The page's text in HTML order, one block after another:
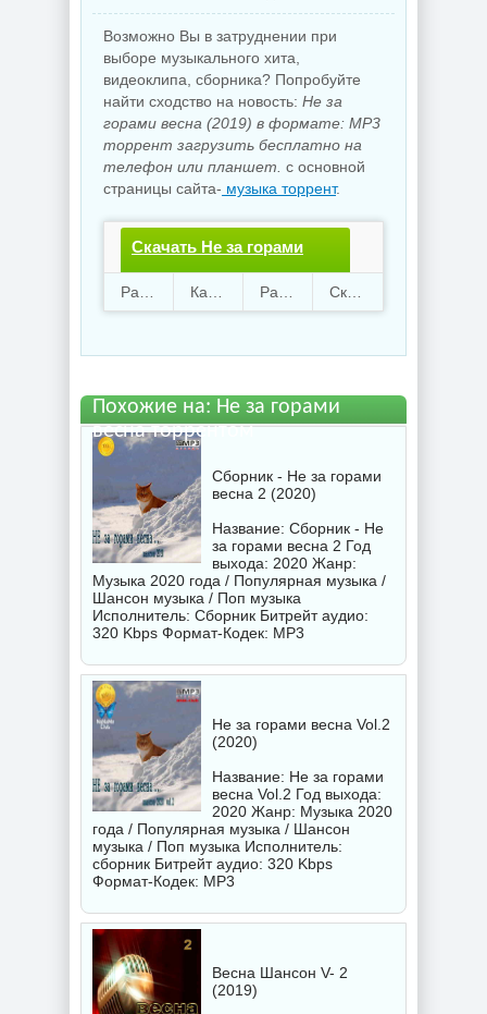
Возможно Вы в затруднении при
выборе музыкального хита,
видеоклипа, сборника? Попробуйте
найти сходство на новость: Не за
горами весна (2019) в формате: MP3
торрент загрузить бесплатно на
телефон или планшет. с основной
страницы сайта- музыка торрент.
Скачать Не за горами
весна.torrent файл
112 31 785.67 Mb
Похожие на: Не за горами
весна торрентом
Сборник - Не за горами
весна 2 (2020)
Название: Сборник - Не
за горами весна 2 Год
выхода: 2020 Жанр:
Музыка 2020 года / Популярная музыка /
Шансон музыка / Поп музыка
Исполнитель: Сборник Битрейт аудио:
320 Kbps Формат-Кодек: MP3
Не за горами весна Vol.2
(2020)
Название: Не за горами
весна Vol.2 Год выхода:
2020 Жанр: Музыка 2020
года / Популярная музыка / Шансон
музыка / Поп музыка Исполнитель:
сборник Битрейт аудио: 320 Kbps
Формат-Кодек: MP3
Весна Шансон V- 2
(2019)